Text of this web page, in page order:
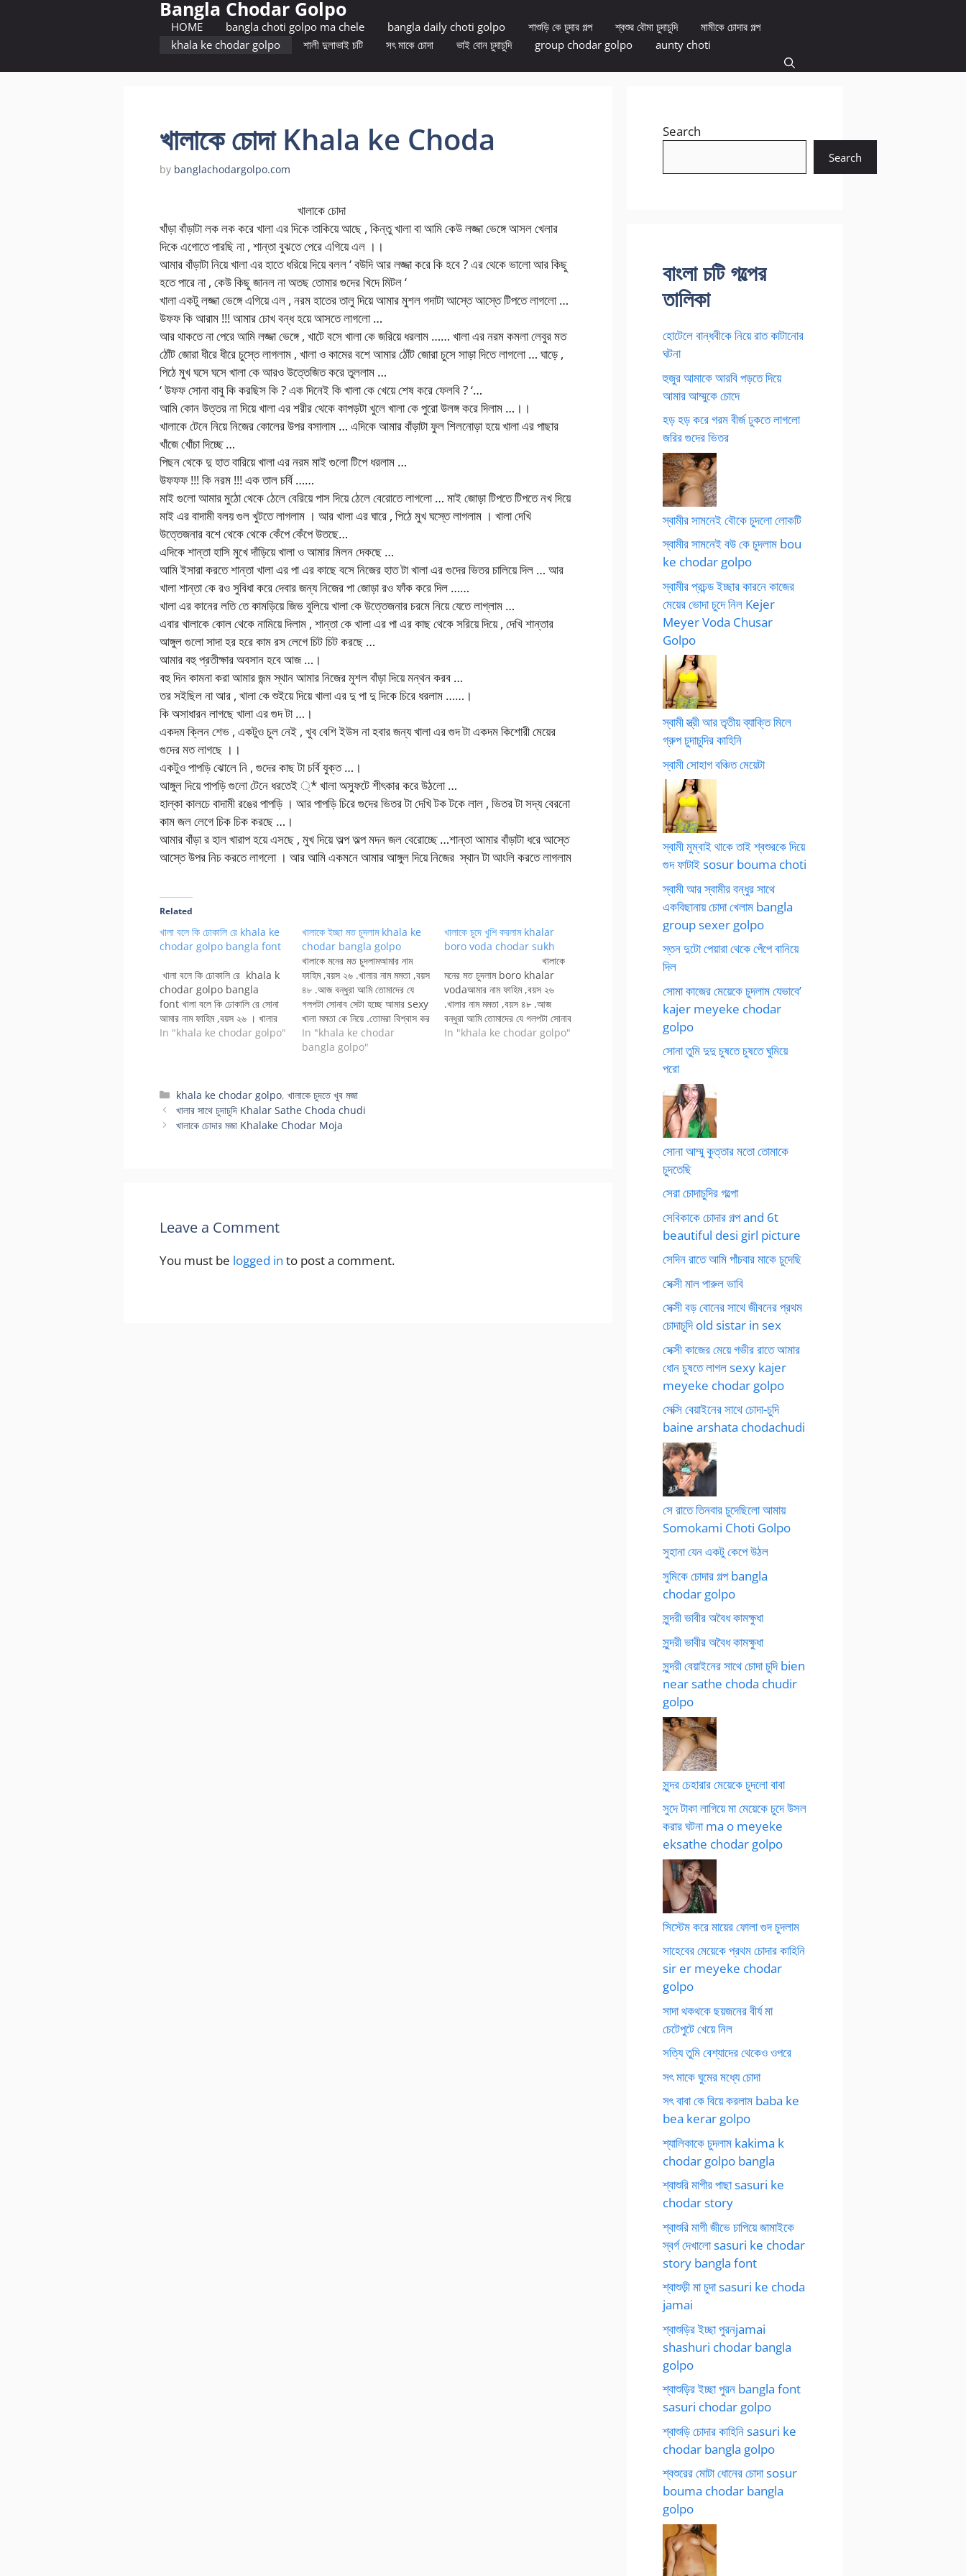
Bangla Chodar Golpo
HOME bangla choti golpo ma chele bangla daily choti golpo শাশুড়ি কে চুদার গল্প শ্বশুর বৌমা চুদাচুদি
মামীকে চোদার গল্প
khala ke chodar golpo
শালী দুলাভাই চটি সৎ মাকে চোদা ভাই বোন চুদাচুদি group chodar golpo aunty choti
খালাকে চোদা Khala ke Choda
by banglachodargolpo.com
খালাকে চোদা
খাঁড়া বাঁড়াটা লক লক করে খালা এর দিকে তাকিয়ে আছে , কিন্তু খালা বা আমি কেউ লজ্জা ভেঙ্গে আসল খেলার
দিকে এগোতে পারছি না , শান্তা বুঝতে পেরে এগিয়ে এল ।।
আমার বাঁড়াটা নিয়ে খালা এর হাতে ধরিয়ে দিয়ে বলল ‘ বউদি আর লজ্জা করে কি হবে ? এর থেকে ভালো আর কিছু
হতে পারে না , কেউ কিছু জানল না অতছ তোমার গুদের খিদে মিটল ‘
খালা একটু লজ্জা ভেঙ্গে এগিয়ে এল , নরম হাতের তালু দিয়ে আমার মুশল গদাটা আস্তে আস্তে টিপতে লাগলো …
উফফ কি আরাম !!! আমার চোখ বন্ধ হয়ে আসতে লাগলো …
আর থাকতে না পেরে আমি লজ্জা ভেঙ্গে , খাটে বসে খালা কে জরিয়ে ধরলাম …… খালা এর নরম কমলা লেবুর মত
ঠোঁট জোরা ধীরে ধীরে চুস্তে লাগলাম , খালা ও কামের বশে আমার ঠোঁট জোরা চুসে সাড়া দিতে লাগলো … ঘাড়ে ,
পিঠে মুখ ঘসে ঘসে খালা কে আরও উত্তেজিত করে তুললাম …
‘ উফফ সোনা বাবু কি করছিস কি ? এক দিনেই কি খালা কে খেয়ে শেষ করে ফেলবি ? ‘…
আমি কোন উত্তর না দিয়ে খালা এর শরীর থেকে কাপড়টা খুলে খালা কে পুরো উলঙ্গ করে দিলাম …।।
খালাকে টেনে নিয়ে নিজের কোলের উপর বসালাম … এদিকে আমার বাঁড়াটা ফুল শিলনোড়া হয়ে খালা এর পাছার
খাঁজে খোঁচা দিচ্ছে …
পিছন থেকে দু হাত বারিয়ে খালা এর নরম মাই গুলো টিপে ধরলাম …
উফফফ !!! কি নরম !!! এক তাল চর্বি ……
মাই গুলো আমার মুঠো থেকে ঠেলে বেরিয়ে পাস দিয়ে ঠেলে বেরোতে লাগলো … মাই জোড়া টিপতে টিপতে নখ দিয়ে
মাই এর বাদামী বলয় গুল খুটতে লাগলাম । আর খালা এর ঘারে , পিঠে মুখ ঘস্তে লাগলাম । খালা দেখি
উত্তেজনার বশে থেকে থেকে কেঁপে কেঁপে উতছে…
এদিকে শান্তা হাসি মুখে দাঁড়িয়ে খালা ও আমার মিলন দেকছে …
আমি ইসারা করতে শান্তা খালা এর পা এর কাছে বসে নিজের হাত টা খালা এর গুদের ভিতর চালিয়ে দিল … আর
খালা শান্তা কে রও সুবিধা করে দেবার জন্য নিজের পা জোড়া রও ফাঁক করে দিল ……
খালা এর কানের লতি তে কামড়িয়ে জিভ বুলিয়ে খালা কে উত্তেজনার চরমে নিয়ে যেতে লাগ্লাম …
এবার খালাকে কোল থেকে নামিয়ে দিলাম , শান্তা কে খালা এর পা এর কাছ থেকে সরিয়ে দিয়ে , দেখি শান্তার
আঙ্গুল গুলো সাদা হর হরে কাম রস লেগে চিট চিট করছে …
আমার বহু প্রতীক্ষার অবসান হবে আজ …।
বহু দিন কামনা করা আমার জন্ম স্থান আমার নিজের মুশল বাঁড়া দিয়ে মন্থন করব …
তর সইছিল না আর , খালা কে শুইয়ে দিয়ে খালা এর দু পা দু দিকে চিরে ধরলাম ……।
কি অসাধারন লাগছে খালা এর গুদ টা …।
একদম ক্লিন শেভ , একটুও চুল নেই , খুব বেশি ইউস না হবার জন্য খালা এর গুদ টা একদম কিশোরী মেয়ের
গুদের মত লাগছে ।।
একটুও পাপড়ি ঝোলে নি , গুদের কাছ টা চর্বি যুক্ত …।
আঙ্গুল দিয়ে পাপড়ি গুলো টেনে ধরতেই ্* খালা অস্ফুটে শীৎকার করে উঠলো …
হাল্কা কালচে বাদামী রঙের পাপড়ি । আর পাপড়ি চিরে গুদের ভিতর টা দেখি টক টকে লাল , ভিতর টা সদ্য বেরনো
কাম জল লেগে চিক চিক করছে …।
আমার বাঁড়া র হাল খারাপ হয়ে এসছে , মুখ দিয়ে অল্প অল্প মদন জল বেরোচ্ছে …শান্তা আমার বাঁড়াটা ধরে আস্তে
আস্তে উপর নিচ করতে লাগলো । আর আমি একমনে আমার আঙ্গুল দিয়ে নিজের স্থান টা আংলি করতে লাগলাম
Related
খালা বলে কি ঢোকালি রে khala ke
chodar golpo bangla font
খালা বলে কি ঢোকালি রে khala k
chodar golpo bangla
font খালা বলে কি ঢোকালি রে সোনা
আমার নাম ফাহিম ,বয়স ২৬ । খালার
নাম মমতা ,বয়স ৪৮ । আজ…
In "khala ke chodar golpo"
খালাকে ইচ্ছা মত চুদলাম khala ke
chodar bangla golpo
খালাকে মনের মত চুদলামআমার নাম
ফাহিম ,বয়স ২৬ .খালার নাম মমতা ,বয়স
৪৮ .আজ বন্ধুরা আমি তোমাদের যে
গলপটা সোনাব সেটা হচ্ছে আমার sexy
খালা মমতা কে নিয়ে .তোমরা বিশ্বাস কর
আর না কর এটা একটা সত্যি ঘটনা .এই
গল্প থেকে তোমাদের মাঝে যারা খালা কে
In "khala ke chodar
bangla golpo"
খালাকে চুদে খুশি করলাম khalar
boro voda chodar sukh
খালাকে
মনের মত চুদলাম boro khalar
vodaআমার নাম ফাহিম ,বয়স ২৬
.খালার নাম মমতা ,বয়স ৪৮ .আজ
বন্ধুরা আমি তোমাদের যে গলপটা সোনাব
সেটা হচ্ছে আমার sexy খালা মমতা কে
In "khala ke chodar golpo"
Categories
khala ke chodar golpo,খালাকে চুদতে খুব মজা
খালার সাথে চুদাচুদি Khalar Sathe Choda chudi
খালাকে চোদার মজা Khalake Chodar Moja
Leave a Comment
You must be logged in to post a comment.
Search
Search
বাংলা চটি গল্পের
তালিকা
হোটেলে বান্ধবীকে নিয়ে রাত কাটানোর
ঘটনা
হুজুর আমাকে আরবি পড়তে দিয়ে
আমার আম্মুকে চোদে
হড় হড় করে গরম বীর্জ ঢুকতে লাগলো
জরির গুদের ভিতর
স্বামীর সামনেই বৌকে চুদলো লোকটি
স্বামীর সামনেই বউ কে চুদলাম bou
ke chodar golpo
স্বামীর প্রচন্ড ইচ্ছার কারনে কাজের
মেয়ের ভোদা চুদে নিল Kejer
Meyer Voda Chusar
Golpo
স্বামী স্ত্রী আর তৃতীয় ব্যাক্তি মিলে
গ্রুপ চুদাচুদির কাহিনি
স্বামী সোহাগ বঞ্চিত মেয়েটা
স্বামী মুম্বাই থাকে তাই শ্বশুরকে দিয়ে
গুদ ফাটাই sosur bouma choti
স্বামী আর স্বামীর বন্ধুর সাথে
একবিছানায় চোদা খেলাম bangla
group sexer golpo
স্তন দুটো পেয়ারা থেকে পেঁপে বানিয়ে
দিল
সোমা কাজের মেয়েকে চুদলাম যেভাবে’
kajer meyeke chodar
golpo
সোনা তুমি দুদু চুষতে চুষতে ঘুমিয়ে
পরো
সোনা আম্মু কুত্তার মতো তোমাকে
চুদতেছি
সেরা চোদাচুদির গল্পো
সেবিকাকে চোদার গল্প and 6t
beautiful desi girl picture
সেদিন রাতে আমি পাঁচবার মাকে চুদেছি
সেক্সী মাল পারুল ভাবি
সেক্সী বড় বোনের সাথে জীবনের প্রথম
চোদাচুদি old sistar in sex
সেক্সী কাজের মেয়ে গভীর রাতে আমার
ধোন চুষতে লাগল sexy kajer
meyeke chodar golpo
সেক্সি বেয়াইনের সাথে চোদা-চুদি
baine arshata chodachudi
সে রাতে তিনবার চুদেছিলো আমায়
Somokami Choti Golpo
সুহানা যেন একটু কেপে উঠল
সুমিকে চোদার গল্প bangla
chodar golpo
সুন্দরী ভাবীর অবৈধ কামক্ষুধা
সুন্দরী ভাবীর অবৈধ কামক্ষুধা
সুন্দরী বেয়াইনের সাথে চোদা চুদি bien
near sathe choda chudir
golpo
সুন্দর চেহারার মেয়েকে চুদলো বাবা
সুদে টাকা লাগিয়ে মা মেয়েকে চুদে উসল
করার ঘটনা ma o meyeke
eksathe chodar golpo
সিস্টেম করে মায়ের ফোলা গুদ চুদলাম
সাহেবের মেয়েকে প্রথম চোদার কাহিনি
sir er meyeke chodar
golpo
সাদা থকথকে ছয়জনের বীর্য মা
চেটেপুটে খেয়ে নিল
সত্যি তুমি বেশ্যাদের থেকেও ওপরে
সৎ মাকে ঘুমের মধ্যে চোদা
সৎ বাবা কে বিয়ে করলাম baba ke
bea kerar golpo
শ্যালিকাকে চুদলাম kakima k
chodar golpo bangla
শ্বাশুরি মাগীর পাছা sasuri ke
chodar story
শ্বাশুরি মাগী জীভে চাপিয়ে জামাইকে
স্বর্গ দেখালো sasuri ke chodar
story bangla font
শ্বাশুড়ী মা চুদা sasuri ke choda
jamai
শ্বাশুড়ির ইচ্ছা পুরনjamai
shashuri chodar bangla
golpo
শ্বাশুড়ির ইচ্ছা পুরন bangla font
sasuri chodar golpo
শ্বাশুড়ি চোদার কাহিনি sasuri ke
chodar bangla golpo
শ্বশুরের মোটা ধোনের চোদা sosur
bouma chodar bangla
golpo